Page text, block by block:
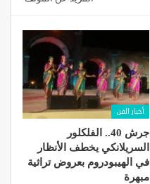
أخبار الفن
جرش 40.. الفلكلور
السريلانكي يخطف الأنظار
في الهيبودروم بعروض تراثية
مبهرة